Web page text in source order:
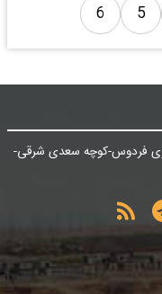
5
6
کوی فردوس-کوچه سعدی شرقی-